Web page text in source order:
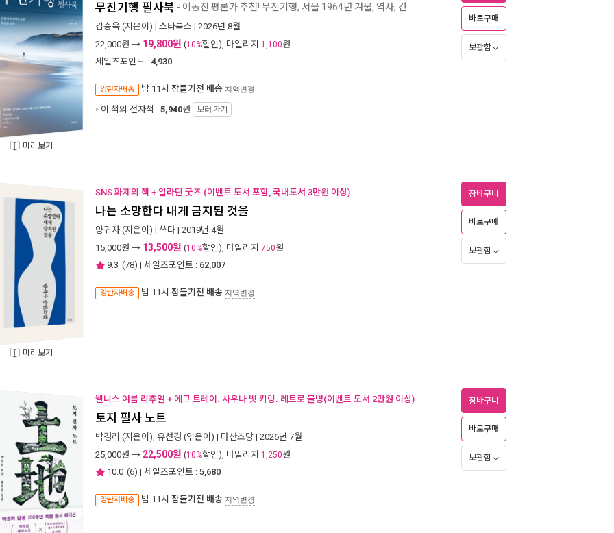
미리보기
무진기행 필사북 - 이동진 평론가 추천! 무진기행, 서울 1964년 겨울, 역사, 건
김승옥 (지은이) | 스타북스 | 2026년 8월
22,000원 → 19,800원 (10%할인), 마일리지 1,100원
세일즈포인트 : 4,930
양탄자배송 밤 11시 잠들기전 배송 지역변경
이 책의 전자책 : 5,940원 보러 가기
바로구매
보관함
미리보기
SNS 화제의 책 + 알라딘 굿즈 (이벤트 도서 포함, 국내도서 3만원 이상)
나는 소망한다 내게 금지된 것을
양귀자 (지은이) | 쓰다 | 2019년 4월
15,000원 → 13,500원 (10%할인), 마일리지 750원
9.3 (78) | 세일즈포인트 : 62,007
양탄자배송 밤 11시 잠들기전 배송 지역변경
장바구니
바로구매
보관함
웰니스 여름 리추얼 + 에그 트레이. 사우나 빗 키링. 레트로 물병(이벤트 도서 2만원 이상)
토지 필사 노트
박경리 (지은이), 유선경 (엮은이) | 다산초당 | 2026년 7월
25,000원 → 22,500원 (10%할인), 마일리지 1,250원
10.0 (6) | 세일즈포인트 : 5,680
양탄자배송 밤 11시 잠들기전 배송 지역변경
장바구니
바로구매
보관함